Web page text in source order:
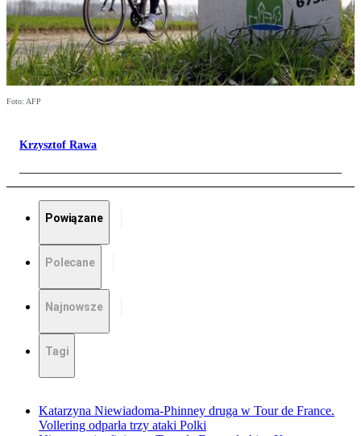
Foto: AFP
Krzysztof Rawa
Powiązane
Polecane
Najnowsze
Tagi
Katarzyna Niewiadoma-Phinney druga w Tour de France.
Vollering odparła trzy ataki Polki